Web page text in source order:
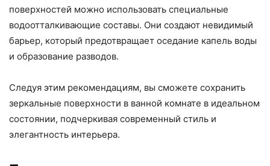
поверхностей можно использовать специальные
водоотталкивающие составы. Они создают невидимый
барьер, который предотвращает оседание капель воды
и образование разводов.
Следуя этим рекомендациям, вы сможете сохранить
зеркальные поверхности в ванной комнате в идеальном
состоянии, подчеркивая современный стиль и
элегантность интерьера.